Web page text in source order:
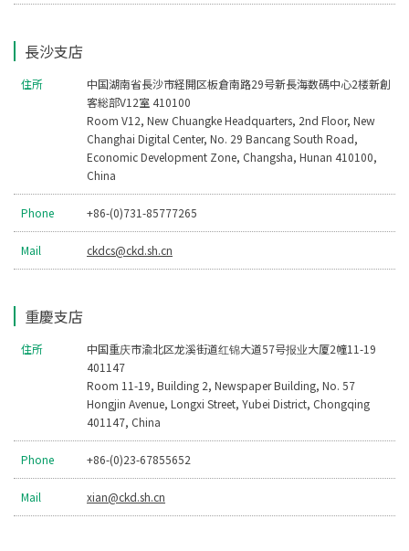
長沙支店
住所
中国湖南省長沙市経開区板倉南路29号新長海数碼中心2楼新創
客総部V12室 410100
Room V12, New Chuangke Headquarters, 2nd Floor, New
Changhai Digital Center, No. 29 Bancang South Road,
Economic Development Zone, Changsha, Hunan 410100,
China
Phone +86-(0)731-85777265
Mail ckdcs@ckd.sh.cn
重慶支店
住所
中国重庆市渝北区龙溪街道红锦大道57号报业大厦2幢11-19
401147
Room 11-19, Building 2, Newspaper Building, No. 57
Hongjin Avenue, Longxi Street, Yubei District, Chongqing
401147, China
Phone +86-(0)23-67855652
Mail xian@ckd.sh.cn